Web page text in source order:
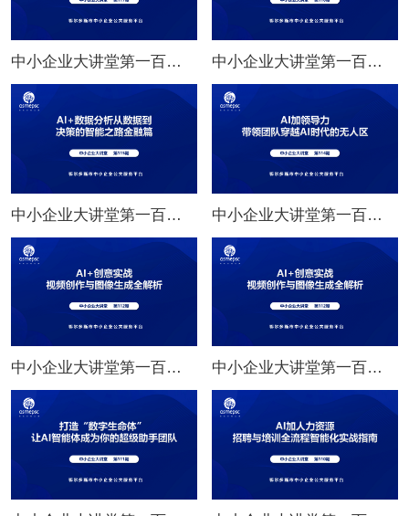
中小企业大讲堂第一百一十七期：内卷时代 企业利润和现金流如何破局? 中小企业大讲堂第一百一十六期：战略穿透 共识、解码、聚焦，实现业绩倍增
中小企业大讲堂第一百一十五期：AI+数据分析从数据到决策的智能之路金融篇 中小企业大讲堂第一百一十四期：AI加领导力 带领团队穿越AI时代的无人区
中小企业大讲堂第一百一十二期：AI+创意实战 视频创作与图像生成全解析 中小企业大讲堂第一百一十三期：AI+创意实战 视频创作与图像生成全解析